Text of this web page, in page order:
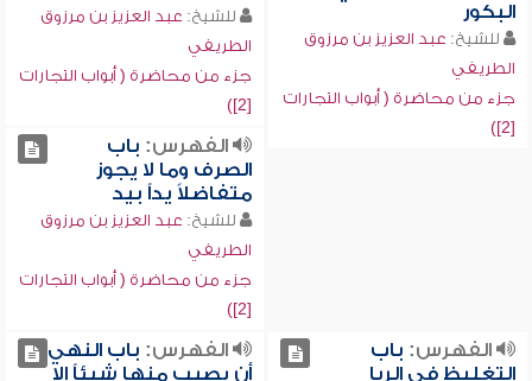
البكور
للشيخ: عبد العزيز بن مرزوق
الطريفي
جزء من محاضرة ( أبواب التجارات
[2])
للشيخ: عبد العزيز بن مرزوق
الطريفي
جزء من محاضرة ( أبواب التجارات
[2])
الفهرس: باب
الصرف وما لا يجوز
متفاضلاً يداً بيد
للشيخ: عبد العزيز بن مرزوق
الطريفي
جزء من محاضرة ( أبواب التجارات
[2])
الفهرس: باب
التغليظ في الربا
الفهرس: باب النهي
أن يصيب منها شيئاً إلا